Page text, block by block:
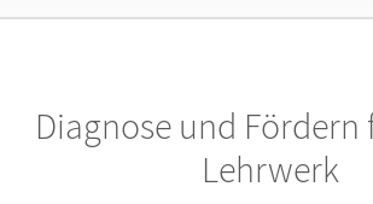
Privatpersonen, die nur mit dem E-Book
Herausgeber/-in
Rath, Ulrike; Mahne, Sonja; Bastkowski,
Diagnose und Fördern
Lehrwerk